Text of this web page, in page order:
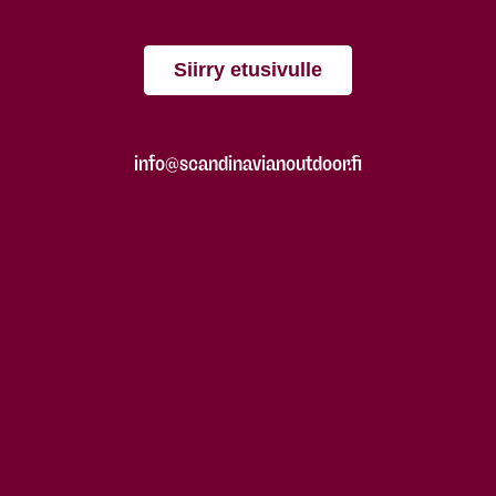
Siirry etusivulle
info@scandinavianoutdoor.fi